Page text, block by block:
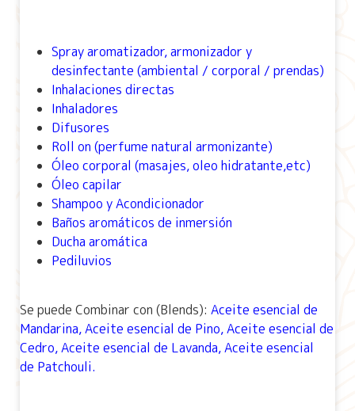
Spray aromatizador, armonizador y
desinfectante (ambiental / corporal / prendas)
Inhalaciones directas
Inhaladores
Difusores
Roll on (perfume natural armonizante)
Óleo corporal (masajes, oleo hidratante,etc)
Óleo capilar
Shampoo y Acondicionador
Baños aromáticos de inmersión
Ducha aromática
Pediluvios
Se puede Combinar con (Blends): Aceite esencial de
Mandarina,Aceite esencial de Pino,Aceite esencial de
Cedro,Aceite esencial de Lavanda,Aceite esencial
de Patchouli.